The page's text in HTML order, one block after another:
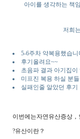
아이를 생각하는 책
저희
5-6주차 약복용했습니
후기올려요~~
초음파 결과 아기집이
미프진 복용 하실 분
실패인줄 알았던 후기
이번에는자연유산증상
?유산이란？